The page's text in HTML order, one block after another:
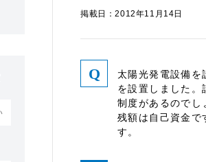
掲載日：2012年11月14日
太陽光発電設備を
を設置しました。
制度があるので
残額は自己資金
す。